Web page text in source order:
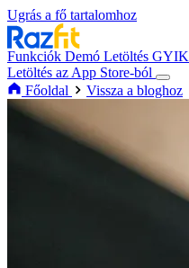
Ugrás a fő tartalomhoz
Funkciók Demó Letöltés GYIK
Letöltés az App Store-ból
Főoldal
Vissza a bloghoz